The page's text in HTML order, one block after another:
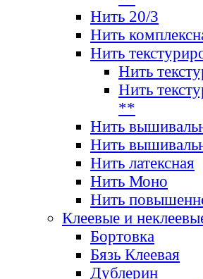
Нить 20/3
Нить
Нить
Нить
Нить
**
Нить
Нить
Нить латексная
Нить Моно
Нить
Клеевые и
Бортовка
Бязь Клеевая
Дублерин